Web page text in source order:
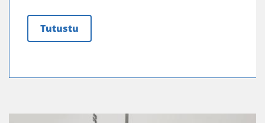
Tutustu